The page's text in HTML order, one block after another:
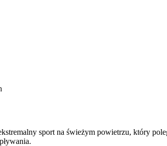
sport na świeżym powietrzu, który